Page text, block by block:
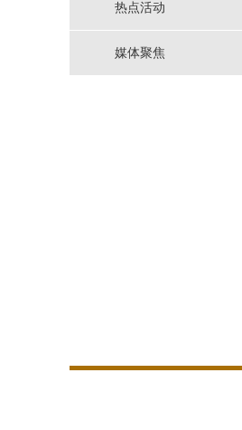
热点活动
媒体聚焦